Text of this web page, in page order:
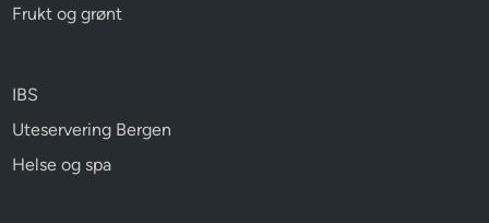
Frukt og grønt
IBS
Uteservering Bergen
Helse og spa